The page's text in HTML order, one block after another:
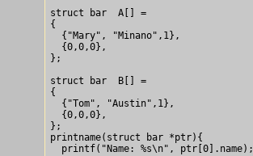
struct bar  A[] =
{
  {"Mary", "Minano",1},
  {0,0,0},
};
struct bar  B[] =
{
  {"Tom", "Austin",1},
  {0,0,0},
};
printname(struct bar *ptr){
  printf("Name: %s\n", ptr[0].name);